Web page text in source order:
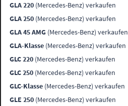
GLA 220 (Mercedes-Benz) verkaufen
GLA 250 (Mercedes-Benz) verkaufen
GLA 45 AMG (Mercedes-Benz) verkaufen
GLA-Klasse (Mercedes-Benz) verkaufen
GLC 220 (Mercedes-Benz) verkaufen
GLC 250 (Mercedes-Benz) verkaufen
GLC-Klasse (Mercedes-Benz) verkaufen
GLE 250 (Mercedes-Benz) verkaufen